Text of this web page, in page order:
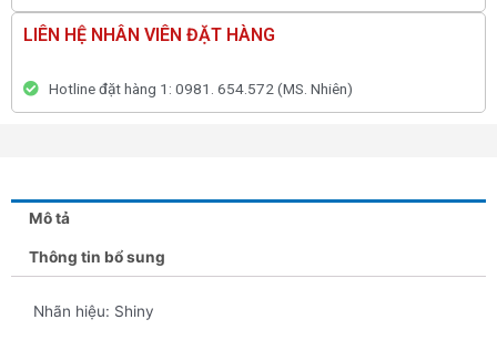
LIÊN HỆ NHÂN VIÊN ĐẶT HÀNG
Hotline đặt hàng 1: 0981. 654.572 (MS. Nhiên)
Mô tả
Thông tin bổ sung
Nhãn hiệu: Shiny